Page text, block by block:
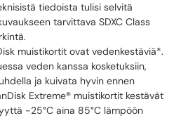
tiedoista tulisi selvitä
tarvittava SDXC Class
muistikortit ovat vedenkestäviä*.
veden kanssa kosketuksiin,
ja kuivata hyvin ennen
Extreme® muistikortit kestävät
-25°C aina 85°C lämpöön